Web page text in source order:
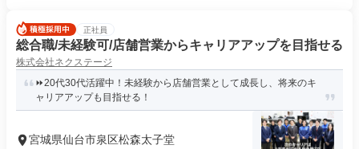
正社員
総合職/未経験可/店舗営業からキャリアアップを目指せる
株式会社ネクステージ
⏩️20代30代活躍中！未経験から店舗営業として成長し、将来のキ
ャリアアップも目指せる！
宮城県仙台市泉区松森太子堂